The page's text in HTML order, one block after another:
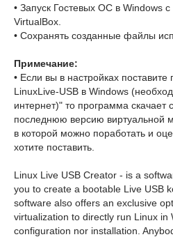
• Запуск Гостевых ОС в Windows
VirtualBox.
• Сохранять созданные файлы
Примечание:
• Если вы в настройках поставите
LinuxLive-USB в Windows
интернет)" то программа скачает
последнюю версию виртуальной
в которой можно поработать и
хотите поставить.
Linux Live USB Creator - is a
you to create a bootable Live USB
software also offers an exclusive
virtualization to directly run Linux in
configuration nor installation.